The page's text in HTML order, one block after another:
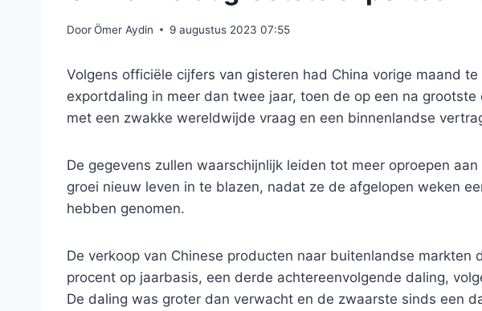
DoorÖmer Aydin 9 augustus 2023 07:55
Volgens officiële cijfers van gisteren had China vorige maand
exportdaling in meer dan twee jaar, toen de op een na
met een zwakke wereldwijde vraag en een binnenlandse
De gegevens zullen waarschijnlijk leiden tot meer oproepen
groei nieuw leven in te blazen, nadat ze de afgelopen weken
hebben genomen.
De verkoop van Chinese producten naar buitenlandse markten
procent op jaarbasis, een derde achtereenvolgende daling,
De daling was groter dan verwacht en de zwaarste sinds een